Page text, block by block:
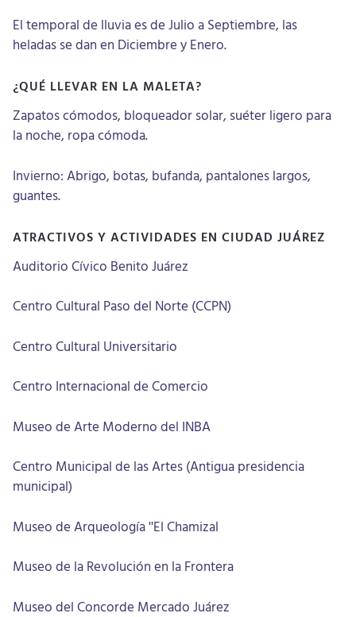
El temporal de lluvia es de Julio a Septiembre, las
heladas se dan en Diciembre y Enero.
¿QUÉ LLEVAR EN LA MALETA?
Zapatos cómodos, bloqueador solar, suéter ligero para
la noche, ropa cómoda.
Invierno: Abrigo, botas, bufanda, pantalones largos,
guantes.
ATRACTIVOS Y ACTIVIDADES EN CIUDAD JUÁREZ
Auditorio Cívico Benito Juárez
Centro Cultural Paso del Norte (CCPN)
Centro Cultural Universitario
Centro Internacional de Comercio
Museo de Arte Moderno del INBA
Centro Municipal de las Artes (Antigua presidencia
municipal)
Museo de Arqueología "El Chamizal
Museo de la Revolución en la Frontera
Museo del Concorde Mercado Juárez